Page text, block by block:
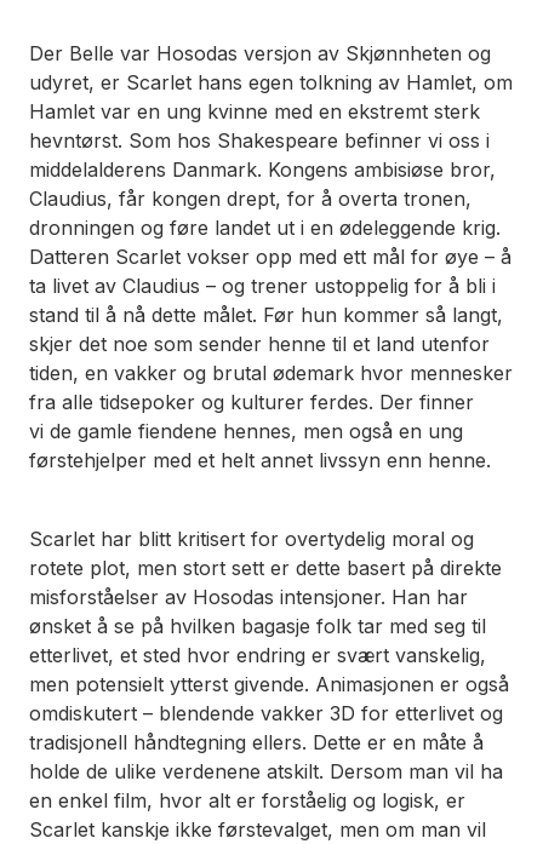
Der Belle var Hosodas versjon av Skjønnheten og
udyret, er Scarlet hans egen tolkning av Hamlet, om
Hamlet var en ung kvinne med en ekstremt sterk
hevntørst. Som hos Shakespeare befinner vi oss i
middelalderens Danmark. Kongens ambisiøse bror,
Claudius, får kongen drept, for å overta tronen,
dronningen og føre landet ut i en ødeleggende krig.
Datteren Scarlet vokser opp med ett mål for øye – å
ta livet av Claudius – og trener ustoppelig for å bli i
stand til å nå dette målet. Før hun kommer så langt,
skjer det noe som sender henne til et land utenfor
tiden, en vakker og brutal ødemark hvor mennesker
fra alle tidsepoker og kulturer ferdes. Der finner
vi de gamle fiendene hennes, men også en ung
førstehjelper med et helt annet livssyn enn henne.
Scarlet har blitt kritisert for overtydelig moral og
rotete plot, men stort sett er dette basert på direkte
misforståelser av Hosodas intensjoner. Han har
ønsket å se på hvilken bagasje folk tar med seg til
etterlivet, et sted hvor endring er svært vanskelig,
men potensielt ytterst givende. Animasjonen er også
omdiskutert – blendende vakker 3D for etterlivet og
tradisjonell håndtegning ellers. Dette er en måte å
holde de ulike verdenene atskilt. Dersom man vil ha
en enkel film, hvor alt er forståelig og logisk, er
Scarlet kanskje ikke førstevalget, men om man vil